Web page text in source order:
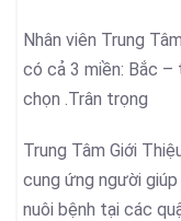
Nhân viên Trung
có cả 3 miền: Bắc –
chọn .Trân trọng
Trung Tâm Giới
cung ứng người
nuôi bệnh tại các